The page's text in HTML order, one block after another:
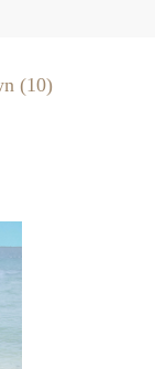
(10)